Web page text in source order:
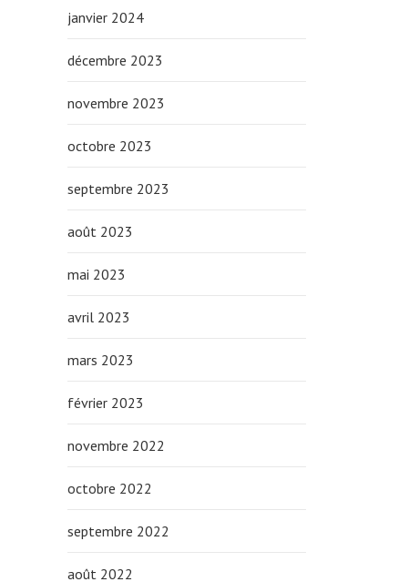
janvier 2024
décembre 2023
novembre 2023
octobre 2023
septembre 2023
août 2023
mai 2023
avril 2023
mars 2023
février 2023
novembre 2022
octobre 2022
septembre 2022
août 2022